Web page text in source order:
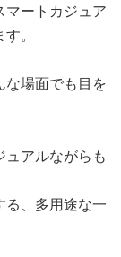
マートカジュア
。
な場面でも目を
アルながらも
る、多用途な一